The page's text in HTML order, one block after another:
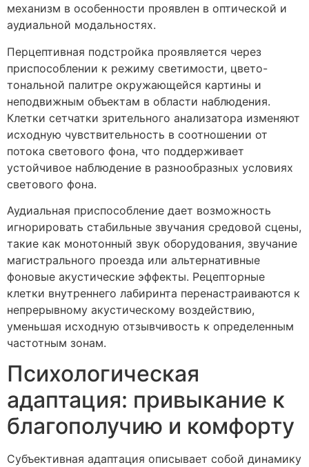
механизм в особенности проявлен в оптической и
аудиальной модальностях.
Перцептивная подстройка проявляется через
приспособлении к режиму светимости, цвето-
тональной палитре окружающейся картины и
неподвижным объектам в области наблюдения.
Клетки сетчатки зрительного анализатора изменяют
исходную чувствительность в соотношении от
потока светового фона, что поддерживает
устойчивое наблюдение в разнообразных условиях
светового фона.
Аудиальная приспособление дает возможность
игнорировать стабильные звучания средовой сцены,
такие как монотонный звук оборудования, звучание
магистрального проезда или альтернативные
фоновые акустические эффекты. Рецепторные
клетки внутреннего лабиринта перенастраиваются к
непрерывному акустическому воздействию,
уменьшая исходную отзывчивость к определенным
частотным зонам.
Психологическая
адаптация: привыкание к
благополучию и комфорту
Субъективная адаптация описывает собой динамику